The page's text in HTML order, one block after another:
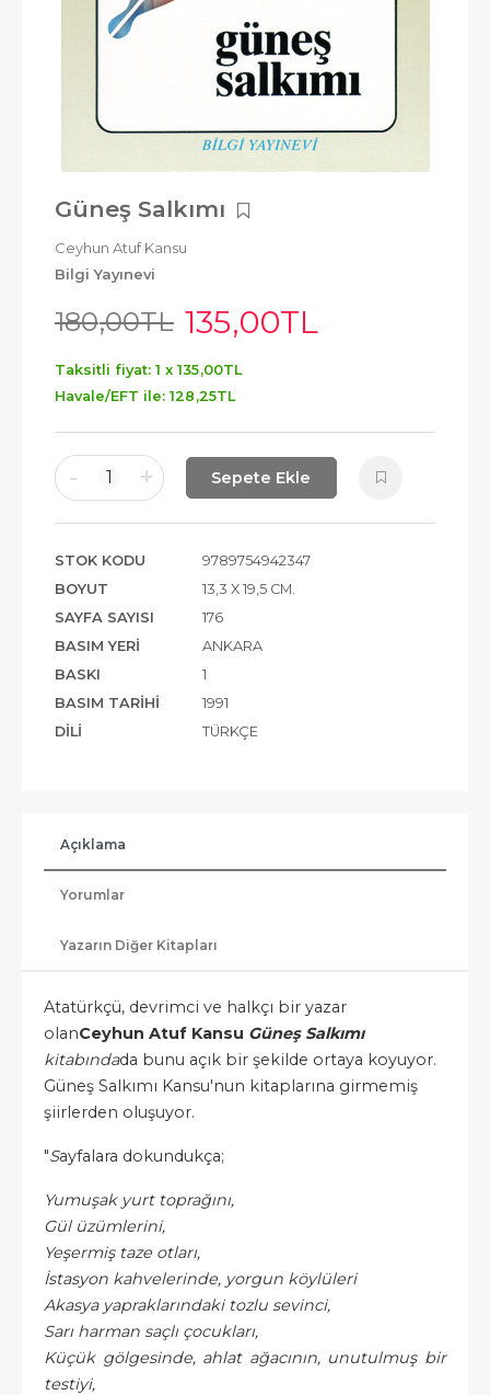
Güneş Salkımı
Ceyhun Atuf Kansu
Bilgi Yayınevi
180,00TL 135,00TL
Taksitli fiyat: 1 x 135,00TL
Havale/EFT ile: 128 ,25TL
- 1 + Sepete Ekle
STOK KODU
9789754942347
BOYUT
13,3 X 19,5 CM.
SAYFA SAYISI
176
BASIM YERI
ANKARA
BASKI
1
BASIM TARIHI
1991
DILI
TÜRKÇE
Açıklama
Yorumlar
Yazarın Diğer Kitapları
Atatürkçü, devrimci ve halkçı bir yazar
olanCeyhun Atuf Kansu Güneş Salkımı
kitabındada bunu açık bir şekilde ortaya koyuyor.
Güneş Salkımı Kansu'nun kitaplarına girmemiş
şiirlerden oluşuyor.
"Sayfalara dokundukça;
Yumuşak yurt toprağını,
Gül üzümlerini,
Yeşermiş taze otları,
İstasyon kahvelerinde, yorgun köylüleri
Akasya yapraklarındaki tozlu sevinci,
Sarı harman saçlı çocukları,
Küçük gölgesinde, ahlat ağacının, unutulmuş bir
testiyi,